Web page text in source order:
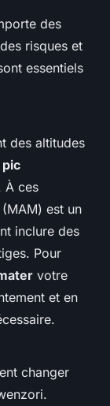
des
risques et
essentiels
des altitudes
pic
À ces
(MAM) est un
inclure des
Pour
votre
et en
changer